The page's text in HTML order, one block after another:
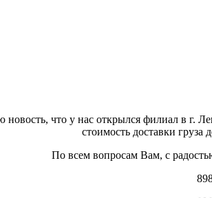
что у нас открылся филиал в г.
стоимость доставки груза
По всем вопросам Вам, с